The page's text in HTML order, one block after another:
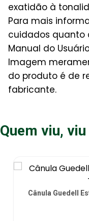
exatidão à
Para mais
cuidados quanto
Manual do
Imagem
do produto é de
fabricante.
Quem viu,
Guia